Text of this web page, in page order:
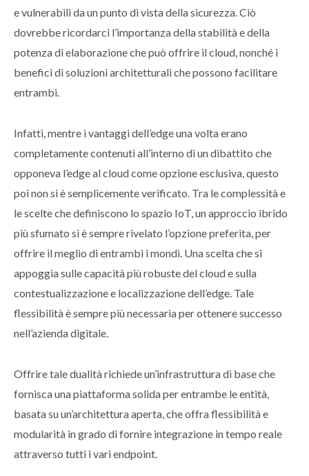
e vulnerabili da un punto di vista della sicurezza. Ciò
dovrebbe ricordarci l’importanza della stabilità e della
potenza di elaborazione che può offrire il cloud, nonché i
benefici di soluzioni architetturali che possono facilitare
entrambi.
Infatti, mentre i vantaggi dell’edge una volta erano
completamente contenuti all’interno di un dibattito che
opponeva l’edge al cloud come opzione esclusiva, questo
poi non si è semplicemente verificato. Tra le complessità e
le scelte che definiscono lo spazio IoT, un approccio ibrido
più sfumato si è sempre rivelato l’opzione preferita, per
offrire il meglio di entrambi i mondi. Una scelta che si
appoggia sulle capacità più robuste del cloud e sulla
contestualizzazione e localizzazione dell’edge. Tale
flessibilità è sempre più necessaria per ottenere successo
nell’azienda digitale.
Offrire tale dualità richiede un’infrastruttura di base che
fornisca una piattaforma solida per entrambe le entità,
basata su un’architettura aperta, che offra flessibilità e
modularità in grado di fornire integrazione in tempo reale
attraverso tutti i vari endpoint.